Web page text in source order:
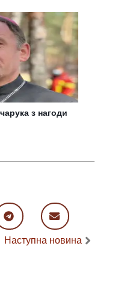
з нагоди
Наступна новина